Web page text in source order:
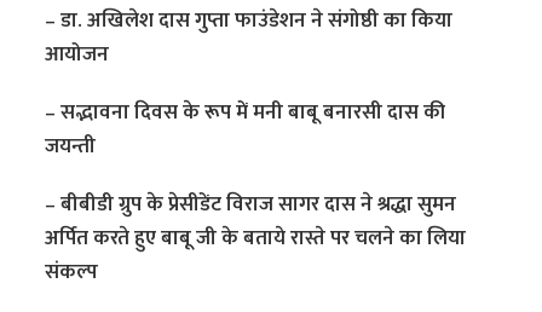
– डा. अखिलेश दास गुप्ता फाउंडेशन ने संगोष्ठी का किया
आयोजन
– सद्भावना दिवस के रूप में मनी बाबू बनारसी दास की
जयन्ती
– बीबीडी ग्रुप के प्रेसीडेंट विराज सागर दास ने श्रद्धा सुमन
अर्पित करते हुए बाबू जी के बताये रास्ते पर चलने का लिया
संकल्प